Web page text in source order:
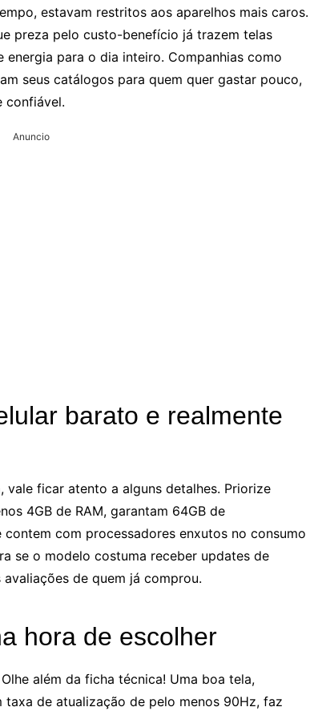
estavam restritos aos aparelhos mais caros.
preza pelo custo-benefício já trazem telas
para o dia inteiro. Companhias como
seus catálogos para quem quer gastar pouco,
confiável.
Anuncio
barato e realmente
vale ficar atento a alguns detalhes. Priorize
4GB de RAM, garantam 64GB de
com processadores enxutos no consumo
se o modelo costuma receber updates de
de quem já comprou.
hora de escolher
além da ficha técnica! Uma boa tela,
de atualização de pelo menos 90Hz, faz